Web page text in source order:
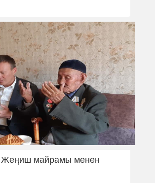
Жеңиш майрамы менен